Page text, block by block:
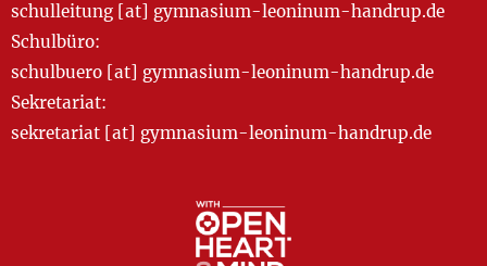
schulleitung [at] gymnasium-leoninum-handrup.de
Schulbüro:
schulbuero [at] gymnasium-leoninum-handrup.de
Sekretariat:
sekretariat [at] gymnasium-leoninum-handrup.de